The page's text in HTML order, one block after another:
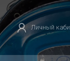
Личный